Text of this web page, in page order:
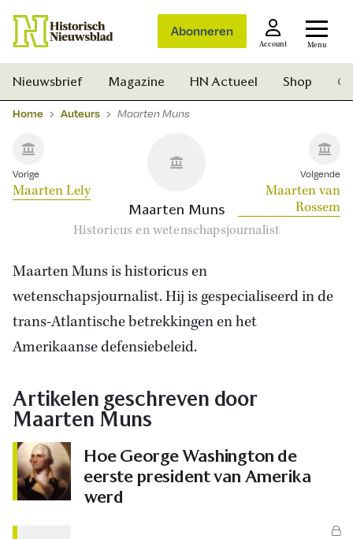
Abonneren
Account Menu
Nieuwsbrief Magazine HN Actueel Shop
Home Auteurs Maarten Muns
Vorige
Maarten Lely
Maarten Muns
Historicus en wetenschapsjournalist
Volgende
Maarten van
Rossem
Maarten Muns is historicus en
wetenschapsjournalist. Hij is gespecialiseerd in de
trans-Atlantische betrekkingen en het
Amerikaanse defensiebeleid.
Artikelen geschreven door
Maarten Muns
Hoe George Washington de
eerste president van Amerika
werd